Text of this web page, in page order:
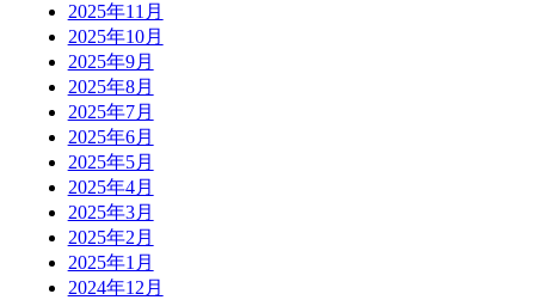
2025年11月
2025年10月
2025年9月
2025年8月
2025年7月
2025年6月
2025年5月
2025年4月
2025年3月
2025年2月
2025年1月
2024年12月